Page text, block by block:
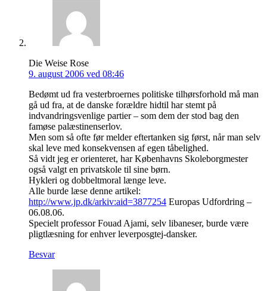
Die Weise Rose
9. august 2006 ved 08:46
Bedømt ud fra vesterbroernes politiske tilhørsforhold må man
gå ud fra, at de danske forældre hidtil har stemt på
indvandringsvenlige partier – som dem der stod bag den
famøse palæstinenserlov.
Men som så ofte før melder eftertanken sig først, når man selv
skal leve med konsekvensen af egen tåbelighed.
Så vidt jeg er orienteret, har Københavns Skoleborgmester
også valgt en privatskole til sine børn.
Hykleri og dobbeltmoral længe leve.
Alle burde læse denne artikel:
http://www.jp.dk/arkiv:aid=3877254 Europas Udfordring –
06.08.06.
Specielt professor Fouad Ajami, selv libaneser, burde være
pligtlæsning for enhver leverposgtej-dansker.
Besvar